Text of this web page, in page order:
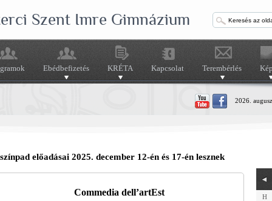
Szent Imre Gimnázium
Ebédbefizetés KRÉTA Kapcsolat Terembérlés
2026.
előadásai 2025. december 12-én és 17-én lesznek
Commedia dell’artEst H